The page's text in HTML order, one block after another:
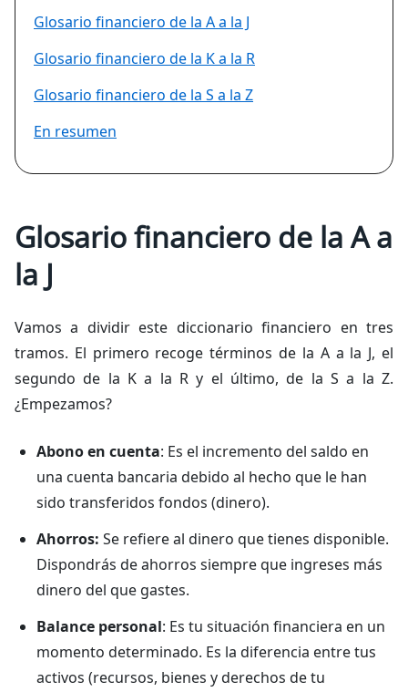
Glosario financiero de la A a la J
Glosario financiero de la K a la R
Glosario financiero de la S a la Z
En resumen
Glosario financiero de la A a
la J
Vamos a dividir este diccionario financiero en tres
tramos. El primero recoge términos de la A a la J, el
segundo de la K a la R y el último, de la S a la Z.
¿Empezamos?
Abono en cuenta: Es el incremento del saldo en
una cuenta bancaria debido al hecho que le han
sido transferidos fondos (dinero).
Ahorros: Se refiere al dinero que tienes disponible.
Dispondrás de ahorros siempre que ingreses más
dinero del que gastes.
Balance personal: Es tu situación financiera en un
momento determinado. Es la diferencia entre tus
activos (recursos, bienes y derechos de tu